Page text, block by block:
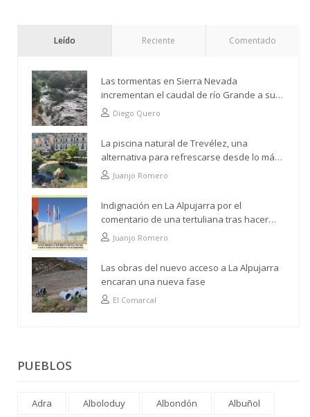
Leído Reciente Comentado
Las tormentas en Sierra Nevada
incrementan el caudal de río Grande a su
paso por Trevélez
Diego Quero
La piscina natural de Trevélez, una
alternativa para refrescarse desde lo más
altoJuanjo Romero
Indignación en La Alpujarra por el
comentario de una tertuliana tras hacer
alusión al analfabetismo con la comarca
Juanjo Romero
Las obras del nuevo acceso a La Alpujarra
encaran una nueva fase
El Comarcal
PUEBLOS
Adra Alboloduy Albondón
Albuñol